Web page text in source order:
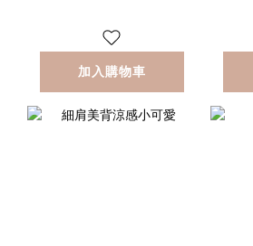
加入購物車